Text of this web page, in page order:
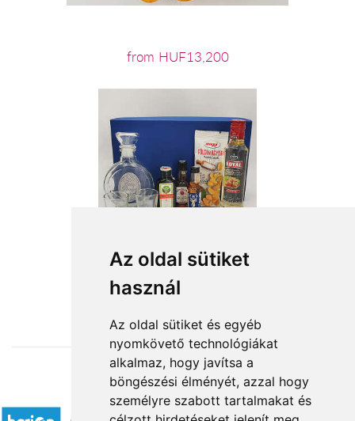
Az oldal sütiket
használ
Az oldal sütiket és egyéb
nyomkövető technológiákat
alkalmaz, hogy javítsa a
böngészési élményét, azzal hogy
személyre szabott tartalmakat és
from HUF13,200
from HUF19,160
Accepted payment methods